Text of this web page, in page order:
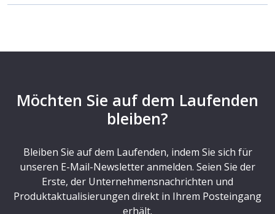
Möchten Sie auf dem Laufenden
bleiben?
Bleiben Sie auf dem Laufenden, indem Sie sich für
unseren E-Mail-Newsletter anmelden. Seien Sie der
Erste, der Unternehmensnachrichten und
Produktaktualisierungen direkt in Ihrem Posteingang
erhält.